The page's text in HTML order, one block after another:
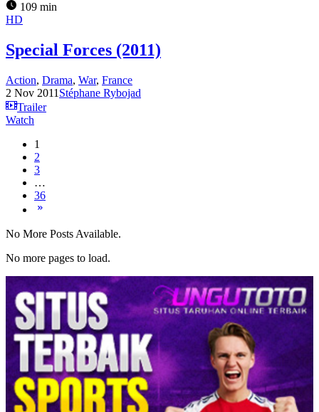
109 min
HD
Special Forces (2011)
Action, Drama, War, France
2 Nov 2011 Stéphane Rybojad
Trailer
Watch
1
2
3
…
36
No More Posts Available.
No more pages to load.